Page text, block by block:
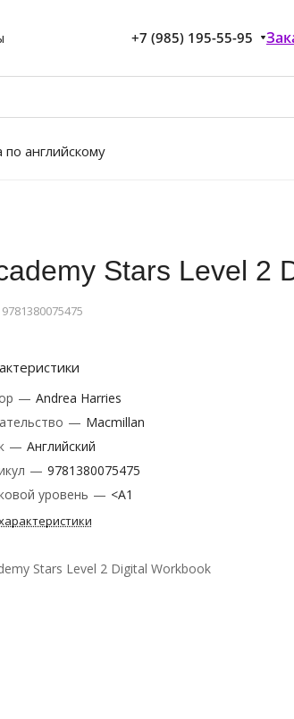
+7 (985) 195-55-95
по английскому
Stars Level 2
9781380075475
— Andrea Harries
— Macmillan
— Английский
— 9781380075475
уровень — <A1
Stars Level 2 Digital Workbook